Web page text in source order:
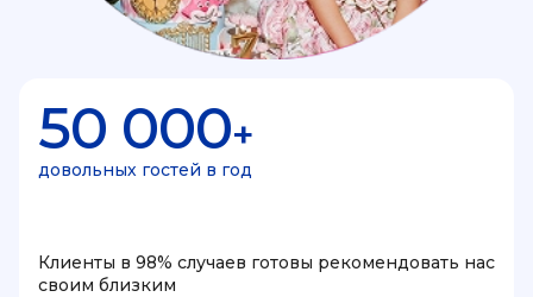
50 000+
довольных гостей в год
Клиенты в 98% случаев готовы рекомендовать нас
своим близким